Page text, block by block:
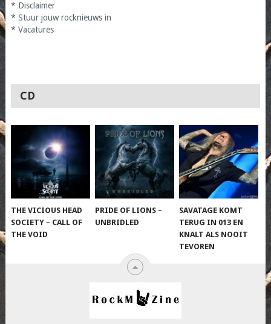
* Disclaimer
* Stuur jouw rocknieuws in
* Vacatures
CD
THE VICIOUS HEAD
SOCIETY – CALL OF
THE VOID
PRIDE OF LIONS –
UNBRIDLED
SAVATAGE KOMT
TERUG IN 013 EN
KNALT ALS NOOIT
TEVOREN